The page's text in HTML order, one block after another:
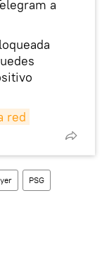
a
red
PSG